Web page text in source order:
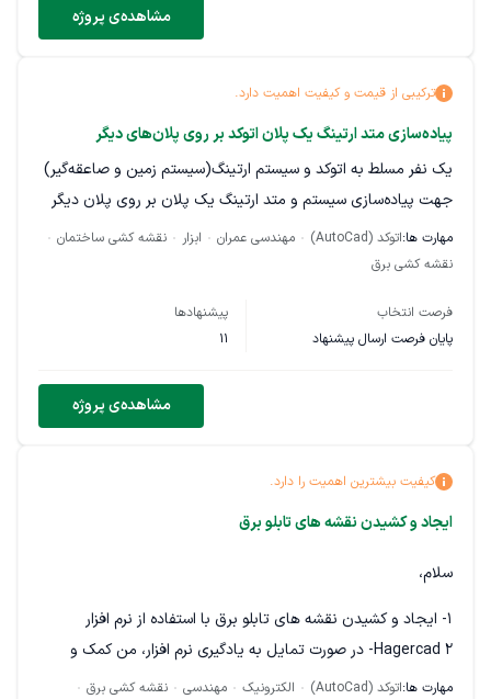
• الکترونیک (سنسور وزن، دما، موتور) • مکانیک ساده (طراحی بازوی
محسوب می‌شود)
داکت‌ها و …) آماده است. فقط نیاز به طراحی مسیرها و جزئیات
شود.
از فریلنسر انتظار داریم نقشه‌ها و محاسبات لازم را به صورت کامل
ارائه دهد. مدت زمان و هزینه انجام کار توسط فریلنسر پیشنهاد داده
شود.
مشاهده‌ی پروژه
ترکیبی از قیمت و کیفیت اهمیت دارد.
پیاده‌سازی متد ارتینگ یک پلان اتوکد بر روی پلان‌های دیگر
یک نفر مسلط به اتوکد و سیستم ارتینگ(سیستم زمین و صاعقه‌گیر)
جهت پیاده‌سازی سیستم و متد ارتینگ یک پلان بر روی پلان‌ دیگر
مهارت ها:اتوکد (AutoCad) مهندسی عمران ابزار
نقشه کشی ساختمان
نقشه کشی برق
فرصت انتخاب
پایان فرصت ارسال پیشنهاد
پیشنهادها
11
مشاهده‌ی پروژه
کیفیت بیشترین اهمیت را دارد.
ایجاد و کشیدن نقشه های تابلو برق
سلام،
۱- ایجاد و کشیدن نقشه های تابلو برق با استفاده از نرم افزار
Hagercad ۲- در صورت تمایل به یادگیری نرم افزار، من کمک و
حمایت خواهم کرد و یادگیری همراه با انجام پروژه و پرداخت خواهد
مهارت ها:اتوکد (AutoCad) الکترونیک مهندسی
نقشه کشی برق